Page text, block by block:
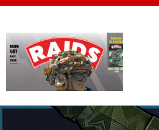
Panneau de gestion des cookies